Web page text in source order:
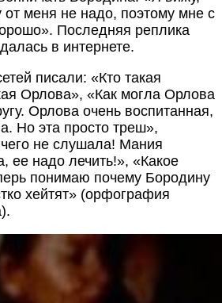
от меня не надо, поэтому мне с
Последняя реплика
в интернете.
писали: «Кто такая
Орлова», «Как могла Орлова
Орлова очень воспитанная,
Но эта просто треш»,
не слушала! Мания
ее надо лечить!», «Какое
понимаю почему Бородину
хейтят» (орфография